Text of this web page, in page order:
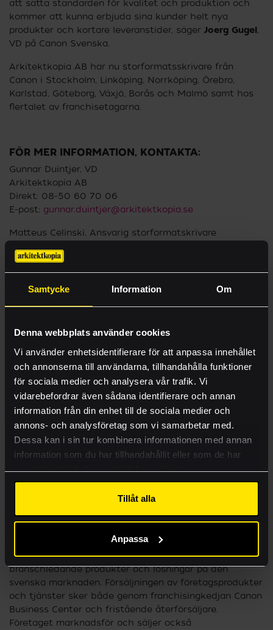
Samtycke Information Om
Denna webbplats använder cookies
Vi använder enhetsidentifierare för att anpassa innehållet
och annonserna till användarna, tillhandahålla funktioner
för sociala medier och analysera vår trafik. Vi
vidarebefordrar även sådana identifierare och annan
information från din enhet till de sociala medier och
annons- och analysföretag som vi samarbetar med.
Dessa kan i sin tur kombinera informationen med annan
information som du har tillhandahållit eller som de har
samlat in när du har använt deras tjänster.
Tillåt alla
Anpassa
att sätta standarden för kvalitet och produktion och
kommer att kunna erbjuda sina kunder helt nya
produkter och kortare leveranstider, säger Joerg Gugel
VD på Canon Svenska.
Arkitektkopia AB har nu storformatsskrivare från
Canon i Stockholm, Linköping, Norrköping, Örebro,
Karlstad, Göteborg, Växjö, Borås och Malmö samt hos
flertalet av franchisetagarna.
FÖR MER INFORMATION, KONTAKTA:
Gunnar Duintjer, VD
Arkitektkopia AB
Direkt: 08-50 60 70 06
E-post: gunnar.duintjer@arkitektkopia.se
Matteus Celinski, Ansvarig storformatskrivare
Direkt: 070-310 12 16
E-post:matteus.celinski@canon.se
Arkitektkopia är ett rikstäckande serviceföretag i den
grafiska branschen. Arkitektkopia har som affärsidé att
tillhandahålla enkla, värdeskapande och hållbara
helhetslösningar för sina kunder när det gäller både
tryckt och digital kommunikation. Arkitektkopia vänder
sig till alla som behöver kommunicera – tydligt och
snabbt.
Cirka 300 medarbetare arbetar med målsättningen att
förenkla kunders vardag enligt mottot Pålitliga –
miljoner kronor och finns på 28 platser runt om i
Sverige. Mer information finns på
Canon Svenska AB marknadsför och säljer Canons
branschledande produkter och lösningar på den
svenska marknaden. Försäljningen av företagsprodukter
och tjänster sker både genom franchisingkedjan Canon
Business Center och fristående återförsäljare.
Företaget marknadsför och säljer också
E-handel
Offert
Produkter
Tjänster
Ritningsbeställning
Case
Kontakt
Visa mer
Lämna rätt material